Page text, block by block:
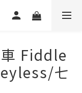
Fiddle
七